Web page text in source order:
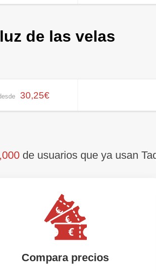
de las velas
30,25€
de usuarios que ya usan
Compara precios